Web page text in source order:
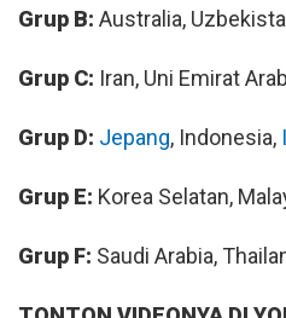
Grup B: Australia,
Grup C: Iran, Uni Emirat
Grup D: Jepang, Indonesia,
Grup E: Korea Selatan,
Grup F: Saudi Arabia,